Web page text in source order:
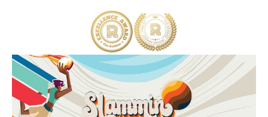
Slammin Legends - Trailer